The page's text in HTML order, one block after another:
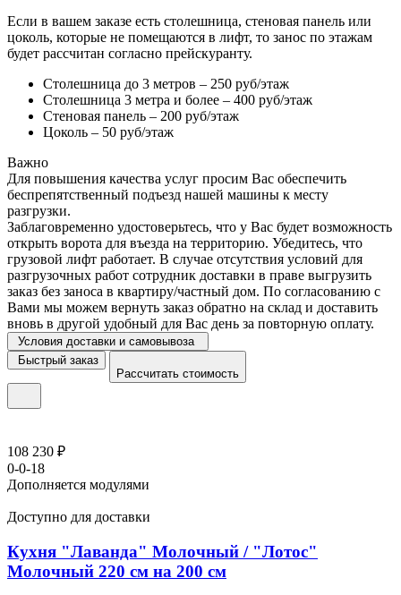
Если в вашем заказе есть столешница, стеновая панель или
цоколь, которые не помещаются в лифт, то занос по этажам
будет рассчитан согласно прейскуранту.
Столешница до 3 метров – 250 руб/этаж
Столешница 3 метра и более – 400 руб/этаж
Стеновая панель – 200 руб/этаж
Цоколь – 50 руб/этаж
Важно
Для повышения качества услуг просим Вас обеспечить
беспрепятственный подъезд нашей машины к месту
разгрузки.
Заблаговременно удостоверьтесь, что у Вас будет возможность
открыть ворота для въезда на территорию. Убедитесь, что
грузовой лифт работает. В случае отсутствия условий для
разгрузочных работ сотрудник доставки в праве выгрузить
заказ без заноса в квартиру/частный дом. По согласованию с
Вами мы можем вернуть заказ обратно на склад и доставить
вновь в другой удобный для Вас день за повторную оплату.
Условия доставки и самовывоза
Быстрый заказ
Рассчитать стоимость
108 230 ₽
0-0-18
Дополняется модулями
Доступно для доставки
Кухня "Лаванда" Молочный / "Лотос"
Молочный 220 см на 200 см